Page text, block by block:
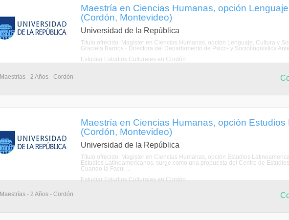
Maestría en Ciencias Humanas, opción
(Cordón, Montevideo)
Universidad de la República
Título ofrecido: Magíster en Ciencias Humanas, opción Lenguaje, Cultura y
Graciela Barrios - Directora del Departamento de Psico- y Sociolingüística
Estudiar Estudios Culturales en Cordón
Maestrías - 2 Años - Cordón
Maestría en Ciencias Humanas, opción Estudios
(Cordón, Montevideo)
Universidad de la República
Título ofrecido: Magíster en Ciencias Humanas, opción Estudios
Estudios Latinoamericanos, surge como una propuesta del Centro de
Cuando la Facul ...
Estudiar Estudios Culturales en Cordón
Maestrías - 2 Años - Cordón